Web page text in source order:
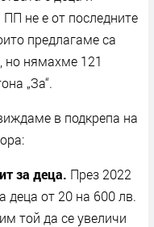
не е от последните
предлагаме са
но нямахме 121
„За“.
в подкрепа на
за деца. През 2022
деца от 20 на 600 лв.
той да се увеличи